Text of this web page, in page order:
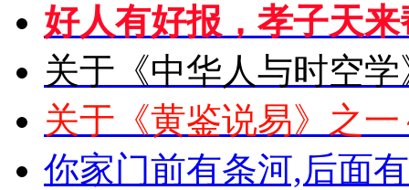
好人有好报，孝子天来
关于《中华人与时空
关于《黄鉴说易》之
你家门前有条河,后面